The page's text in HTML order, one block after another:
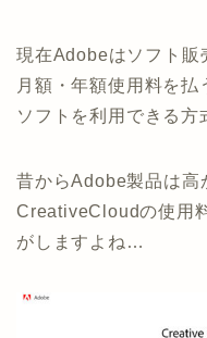
現在Adobeはソフト販
月額・年額使用料を払
ソフトを利用できる方
昔からAdobe製品は高
CreativeCloudの使用
がしますよね…